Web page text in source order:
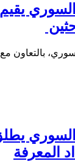
بالتعاون
المعرفة